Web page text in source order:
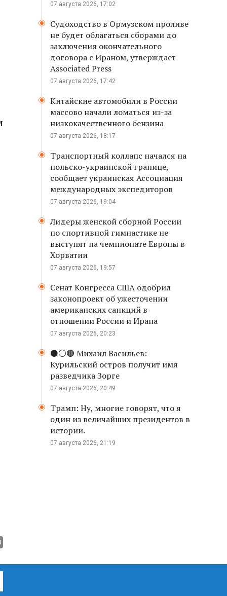
07 августа 2026, 17:02
Судоходство в Ормузском проливе
не будет облагаться сборами до
заключения окончательного
договора с Ираном, утверждает
Associated Press
07 августа 2026, 17:42
Китайские автомобили в России
массово начали ломаться из-за
низкокачественного бензина
07 августа 2026, 18:17
Транспортный коллапс начался на
польско-украинской границе,
сообщает украинская Ассоциация
международных экспедиторов
07 августа 2026, 19:04
Лидеры женской сборной России
по спортивной гимнастике не
выступят на чемпионате Европы в
Хорватии
07 августа 2026, 19:57
Сенат Конгресса США одобрил
законопроект об ужесточении
американских санкций в
отношении России и Ирана
07 августа 2026, 20:23
⚫️⚪️🟤 Михаил Васильев:
Курильский остров получит имя
разведчика Зорге
07 августа 2026, 20:49
Трамп: Ну, многие говорят, что я
один из величайших президентов в
истории.
07 августа 2026, 21:19